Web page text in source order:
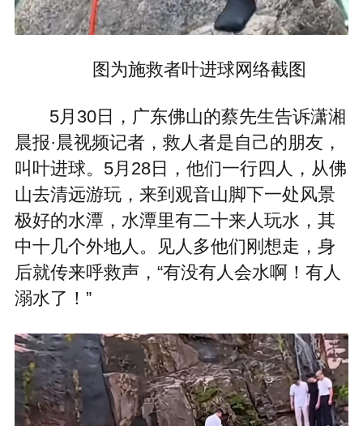
图为施救者叶进球网络截图
5月30日，广东佛山的蔡先生告诉潇湘
晨报·晨视频记者，救人者是自己的朋友，
叫叶进球。5月28日，他们一行四人，从佛
山去清远游玩，来到观音山脚下一处风景
极好的水潭，水潭里有二十来人玩水，其
中十几个外地人。见人多他们刚想走，身
后就传来呼救声，“有没有人会水啊！有人
溺水了！”